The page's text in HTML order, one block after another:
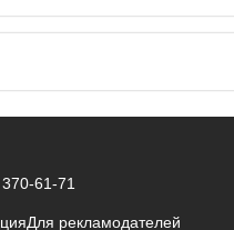
61-71
Для рекламодателей